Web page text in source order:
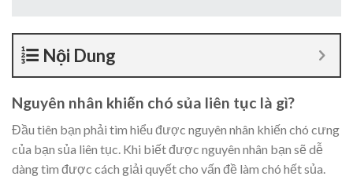
Nội Dung
Nguyên nhân khiến chó sủa liên tục là gì?
Đầu tiên bạn phải tìm hiểu được nguyên nhân khiến chó cưng
của bạn sủa liên tục. Khi biết được nguyên nhân bạn sẽ dễ
dàng tìm được cách giải quyết cho vấn đề làm chó hết sủa.